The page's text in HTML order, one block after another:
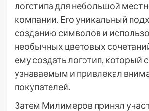
логотипа для небольшой
компании. Его уникальный
созданию символов и
необычных цветовых
ему создать логотип, который
узнаваемым и привлекал
покупателей.
Затем Милимеров принял